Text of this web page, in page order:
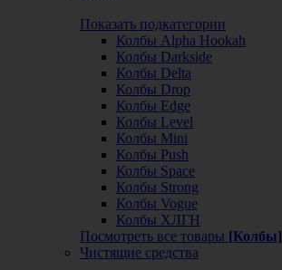
Показать подкатегории
Колбы Alpha Hookah
Колбы Darkside
Колбы Delta
Колбы Drop
Колбы Edge
Колбы Level
Колбы Mini
Колбы Push
Колбы Space
Колбы Strong
Колбы Vogue
Колбы ХЛГН
Посмотреть все товары [Колбы]
Чистящие средства